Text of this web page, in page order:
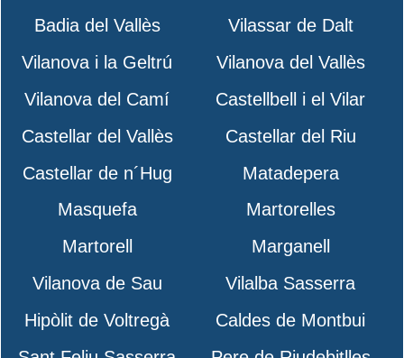
Badia del Vallès
Vilassar de Dalt
Vilanova i la Geltrú
Vilanova del Vallès
Vilanova del Camí
Castellbell i el Vilar
Castellar del Vallès
Castellar del Riu
Castellar de n´Hug
Matadepera
Masquefa
Martorelles
Martorell
Marganell
Vilanova de Sau
Vilalba Sasserra
Hipòlit de Voltregà
Caldes de Montbui